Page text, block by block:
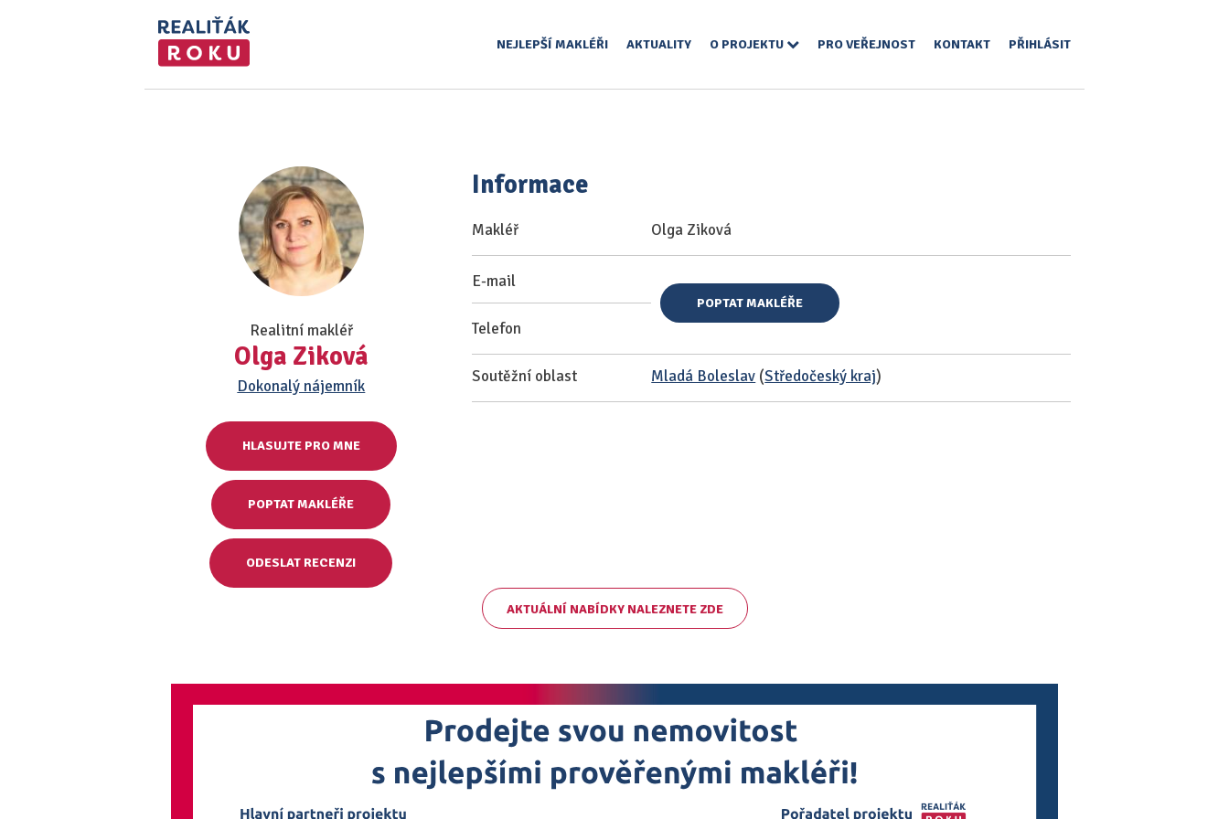
NEJLEPŠÍ MAKLÉŘI AKTUALITY O PROJEKTU PRO VEŘEJNOST KONTAKT PŘIHLÁSIT
Realitní makléř
Olga Ziková
Dokonalý nájemník
HLASUJTE PRO MNE
POPTAT MAKLÉŘE
ODESLAT RECENZI
Informace
Makléř Olga Ziková
E-mail
Telefon
POPTAT MAKLÉŘE
Soutěžní oblast Mladá Boleslav (Středočeský kraj)
AKTUÁLNÍ NABÍDKY NALEZNETE ZDE